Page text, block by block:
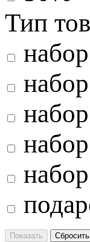
Тип
набор